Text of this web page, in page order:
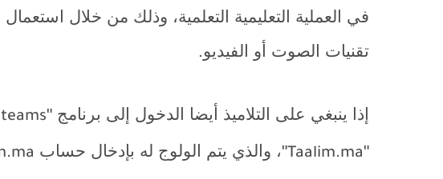
في العملية التعليمية التعلمية، وذلك من خلال
تقنيات الصوت أو الفيديو.
إذا ينبغي على التلاميذ أيضا الدخول إلى برنامج "
"
Taalim.ma"، والذي يتم الولوج له بإدخال حساب